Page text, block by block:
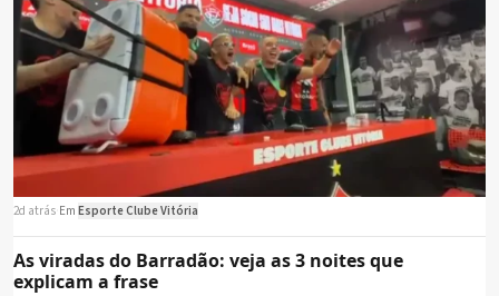
2d atrás Em Esporte Clube Vitória
As viradas do Barradão: veja as 3 noites que
explicam a frase